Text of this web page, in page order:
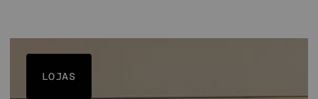
LOJAS